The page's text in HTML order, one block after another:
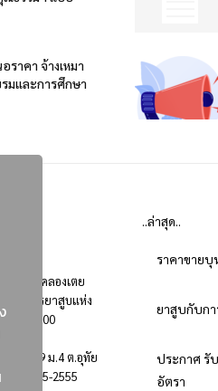
ราคา จ้างเหมา
มและการศึกษา
ตย เขตคลองเตย
พันธ์ การยาสูบแห่ง
1000
า : 999 ม.4 ต.อุทัย
. 0-3535-2555
..ล่าสุด..
ราคาขายบุ
ยาสูบกับก
ประกาศ รั
อัตรา